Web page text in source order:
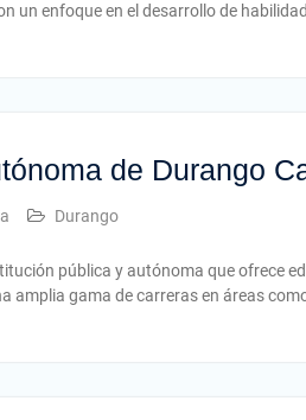
un enfoque en el desarrollo de
de Durango
Durango
pública y autónoma que ofrece
amplia gama de carreras en áreas